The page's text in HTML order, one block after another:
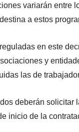
variarán entre
a estos
en este
y
las de
deberán solicitar
inicio de la